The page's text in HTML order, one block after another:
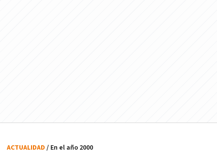
ACTUALIDAD / En el año 2000